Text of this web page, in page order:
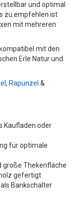
und optimal
zu empfehlen ist
mit mehreren
mit den
Erle Natur und
, Rapunzel &
Kaufladen oder
für optimale
große Thekenfläche
gefertigt
Bankschalter